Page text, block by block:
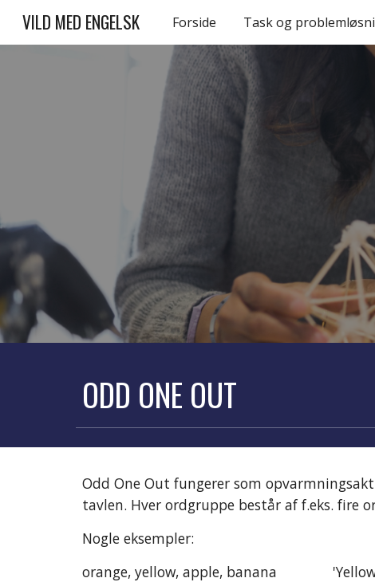
Skip
VILD MED ENGELSK Forside Task og
ODD ONE OUT
Odd One Out fungerer som
tavlen. Hver ordgruppe består af f.eks. fire
Nogle eksempler:
orange, yellow, apple, banana